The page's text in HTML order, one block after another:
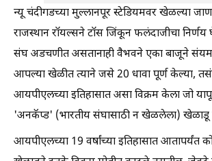
न्यू चंदीगडच्या मुल्लानपूर स्टेडियमवर खेळल्या
राजस्थान रॉयल्सने टॉस जिंकून फलंदाजीचा निर्णय
संघ अडचणीत असतानाही वैभवने एका बाजूने
आपल्या खेळीत त्याने जसे 20 धावा पूर्ण केल्या,
आयपीएलच्या इतिहासात असा विक्रम केला जो
'अनकॅप्ड' (भारतीय संघासाठी न खेळलेला)
आयपीएलच्या 19 वर्षांच्या इतिहासात आतापर्यंत